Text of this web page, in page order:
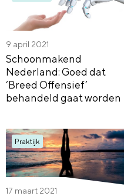
9 april 2021
Schoonmakend
Nederland: Goed dat
‘Breed Offensief’
behandeld gaat worden
Praktijk
17 maart 2021